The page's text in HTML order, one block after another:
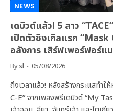
NEWS
เดบิวต์แล้ว! 5 สาว
เปิดตัวซิงเกิลแรก
อลังการ เสิร์ฟเพอร์ฟอร์แ
Bysl 05/08/2026
ถึงเวลาแล้ว! หลังสร้างกระแสทำ
C-E” จากเพลงพรีเดบิวต์ “My